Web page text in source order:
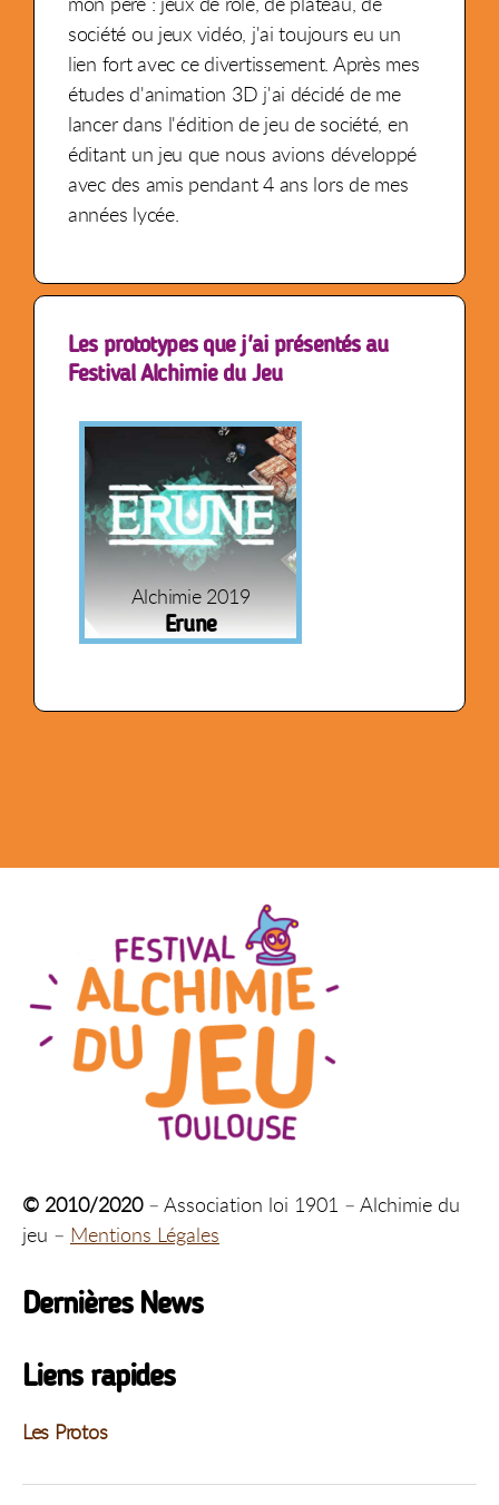
société ou jeux vidéo, j'ai toujours eu un
lien fort avec ce divertissement. Après mes
études d'animation 3D j'ai décidé de me
lancer dans l'édition de jeu de société, en
éditant un jeu que nous avions développé
avec des amis pendant 4 ans lors de mes
années lycée.
Les prototypes que j'ai présentés au
Festival Alchimie du Jeu
Alchimie 2019
Erune
© 2010/2020– Association loi 1901 – Alchimie du
jeu – Mentions Légales
Dernières News
Liens rapides
Les Protos